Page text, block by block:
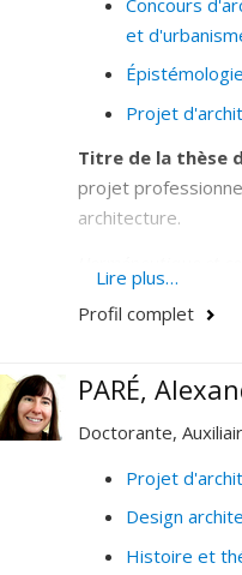
«Make
pour le groupe.
et
Projet
Titre de la thèse
projet
architecture.
lauréats de
et 2020
qui accompagnent
d’architecture au
mais elle est aussi
l’écriture et la
de la conscience
Lire plus…
Profil complet
PARÉ,
Doctorante,
Projet
Design
Histoire et